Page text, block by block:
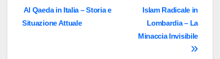
Navigazione
Islam Radicale in
Lombardia – La
Minaccia Invisibile
Al Qaeda in Italia – Storia e
Situazione Attuale